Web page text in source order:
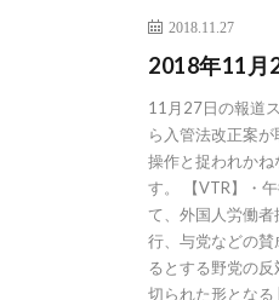
2018.11.27
2018年11
11月27日の報道
ら入管法改正案
操作と捉われかね
す。 【VTR】・
て、外国人労働
行、与党などの
るとする野党の
切られた形となる